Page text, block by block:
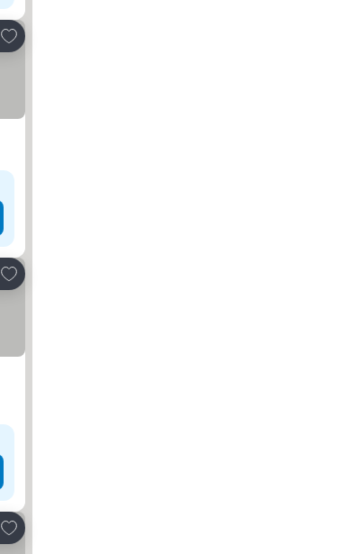
Lägg till i Mina Favoriter
Lägg till i Mina Favoriter
Lägg till i Mina Favoriter